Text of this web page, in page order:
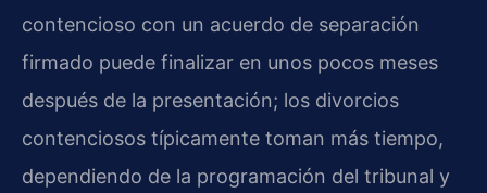
contencioso con un acuerdo de separación
firmado puede finalizar en unos pocos meses
después de la presentación; los divorcios
contenciosos típicamente toman más tiempo,
dependiendo de la programación del tribunal y